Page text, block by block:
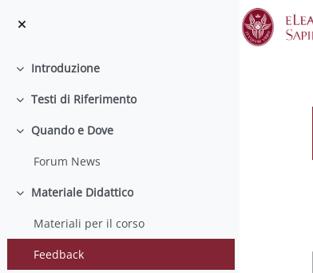
Minimizza
Introduzione
Minimizza
Testi di Riferimento
Minimizza
Quando e Dove
Forum News
Minimizza
Materiale Didattico
Materiali per il corso
Feedback